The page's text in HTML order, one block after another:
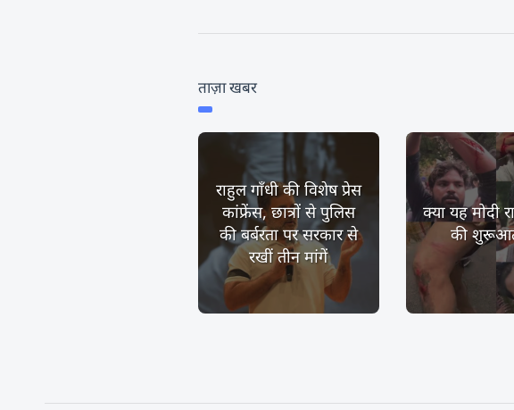
ताज़ा खबर
राहुल गाँधी की विशेष प्रेस
कांफ्रेंस, छात्रों से पुलिस
की बर्बरता पर सरकार से
रखीं तीन मांगें
क्या यह मोदी
की